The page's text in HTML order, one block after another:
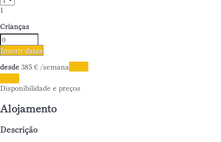
1
Crianças
Inserir datas
desde 385 € /semana
Disponibilidade e preços
Alojamento
Descrição